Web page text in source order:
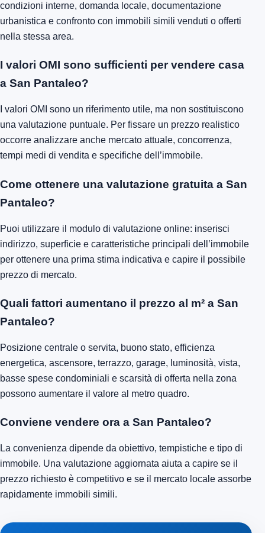
condizioni interne, domanda locale, documentazione
urbanistica e confronto con immobili simili venduti o offerti
nella stessa area.
I valori OMI sono sufficienti per vendere casa
a San Pantaleo?
I valori OMI sono un riferimento utile, ma non sostituiscono
una valutazione puntuale. Per fissare un prezzo realistico
occorre analizzare anche mercato attuale, concorrenza,
tempi medi di vendita e specifiche dell’immobile.
Come ottenere una valutazione gratuita a San
Pantaleo?
Puoi utilizzare il modulo di valutazione online: inserisci
indirizzo, superficie e caratteristiche principali dell’immobile
per ottenere una prima stima indicativa e capire il possibile
prezzo di mercato.
Quali fattori aumentano il prezzo al m² a San
Pantaleo?
Posizione centrale o servita, buono stato, efficienza
energetica, ascensore, terrazzo, garage, luminosità, vista,
basse spese condominiali e scarsità di offerta nella zona
possono aumentare il valore al metro quadro.
Conviene vendere ora a San Pantaleo?
La convenienza dipende da obiettivo, tempistiche e tipo di
immobile. Una valutazione aggiornata aiuta a capire se il
prezzo richiesto è competitivo e se il mercato locale assorbe
rapidamente immobili simili.